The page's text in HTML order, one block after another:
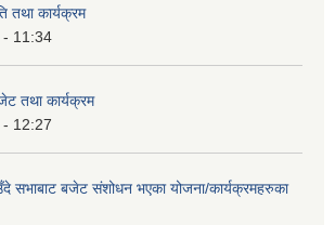
तथा कार्यक्रम
11:34
तथा कार्यक्रम
12:27
सभाबाट बजेट संशोधन भएका योजना/कार्यक्रमहरुका